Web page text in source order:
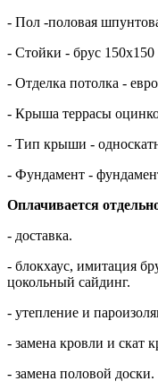
- Пол -половая
- Стойки - брус
- Отделка потолка -
- Крыша террасы
- Тип крыши -
- Фундамент -
Оплачивается
- доставка.
- блокхаус, имитация
цокольный сайдинг.
- утепление и
- замена кровли и скат
- замена половой доски.